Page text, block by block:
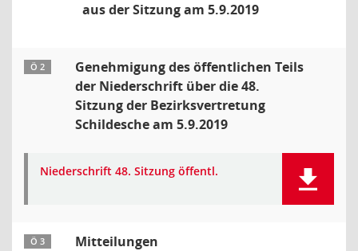
aus der Sitzung am 5.9.2019
Ö 2
Genehmigung des öffentlichen Teils
der Niederschrift über die 48.
Sitzung der Bezirksvertretung
Schildesche am 5.9.2019
Niederschrift 48. Sitzung öffentl.
Ö 3 Mitteilungen